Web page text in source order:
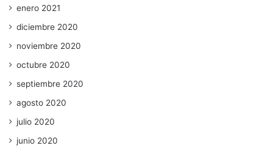
enero 2021
diciembre 2020
noviembre 2020
octubre 2020
septiembre 2020
agosto 2020
julio 2020
junio 2020